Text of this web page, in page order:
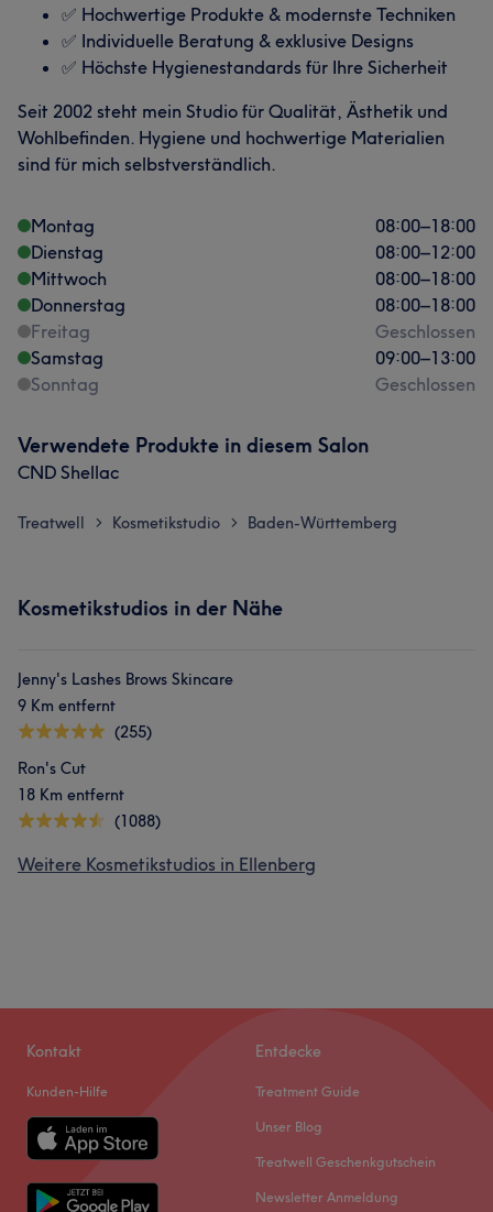
✅ Hochwertige Produkte & modernste Techniken
✅ Individuelle Beratung & exklusive Designs
✅ Höchste Hygienestandards für Ihre Sicherheit
Seit 2002 steht mein Studio für Qualität, Ästhetik und
Wohlbefinden. Hygiene und hochwertige Materialien
sind für mich selbstverständlich.
Montag 08:00–18:00
Dienstag
08:00–12:00
Mittwoch
08:00–18:00
Donnerstag
08:00–18:00
Freitag
Geschlossen
Samstag
09:00–13:00
Sonntag
Geschlossen
Verwendete Produkte in diesem Salon
CND Shellac
Treatwell > Kosmetikstudio > Baden-Württemberg
Kosmetikstudios in der Nähe
Jenny's Lashes Brows Skincare
9 Km entfernt
(255)
Ron's Cut
18 Km entfernt
(1088)
Weitere Kosmetikstudios in Ellenberg
Kontakt
Kunden-Hilfe
Entdecke
Treatment Guide
Unser Blog
Treatwell Geschenkgutschein
Newsletter Anmeldung